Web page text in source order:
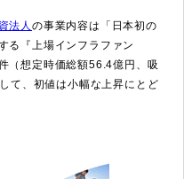
法人の事業内容は「日本初の
る『上場インフラファン
（想定時価総額56.4億円、吸
て、初値は小幅な上昇にとど